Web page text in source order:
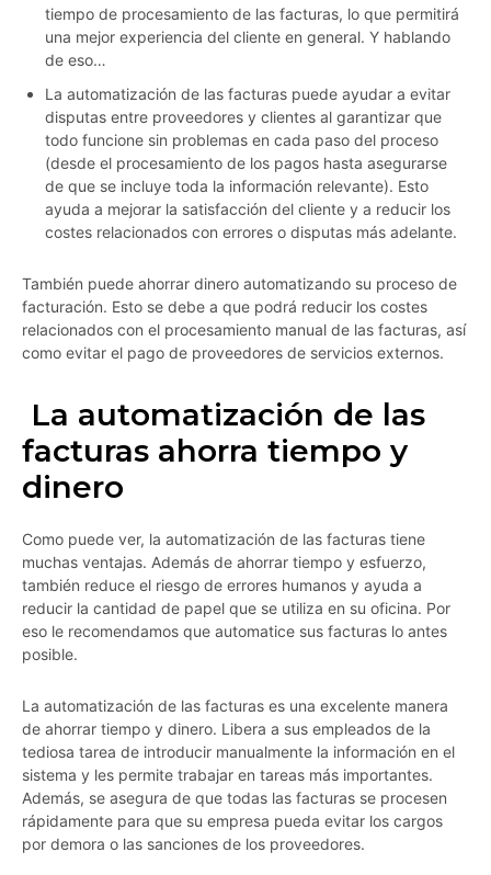
tiempo de procesamiento de las facturas, lo que permitirá
una mejor experiencia del cliente en general. Y hablando
de eso…
La automatización de las facturas puede ayudar a evitar
disputas entre proveedores y clientes al garantizar que
todo funcione sin problemas en cada paso del proceso
(desde el procesamiento de los pagos hasta asegurarse
de que se incluye toda la información relevante). Esto
ayuda a mejorar la satisfacción del cliente y a reducir los
costes relacionados con errores o disputas más adelante.
También puede ahorrar dinero automatizando su proceso de
facturación. Esto se debe a que podrá reducir los costes
relacionados con el procesamiento manual de las facturas, así
como evitar el pago de proveedores de servicios externos.
La automatización de las
facturas ahorra tiempo y
dinero
Como puede ver, la automatización de las facturas tiene
muchas ventajas. Además de ahorrar tiempo y esfuerzo,
también reduce el riesgo de errores humanos y ayuda a
reducir la cantidad de papel que se utiliza en su oficina. Por
eso le recomendamos que automatice sus facturas lo antes
posible.
La automatización de las facturas es una excelente manera
de ahorrar tiempo y dinero. Libera a sus empleados de la
tediosa tarea de introducir manualmente la información en el
sistema y les permite trabajar en tareas más importantes.
Además, se asegura de que todas las facturas se procesen
rápidamente para que su empresa pueda evitar los cargos
por demora o las sanciones de los proveedores.